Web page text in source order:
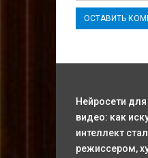
Нейросети
видео: как
интеллект
режиссером,